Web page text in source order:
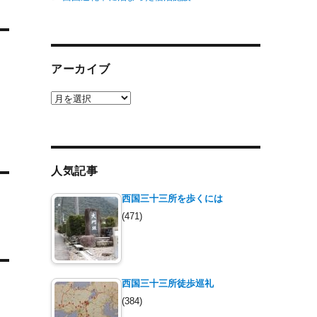
アーカイブ
ア
人気記事
西国三十三所を歩くには
(471)
西国三十三所徒歩巡礼
(384)